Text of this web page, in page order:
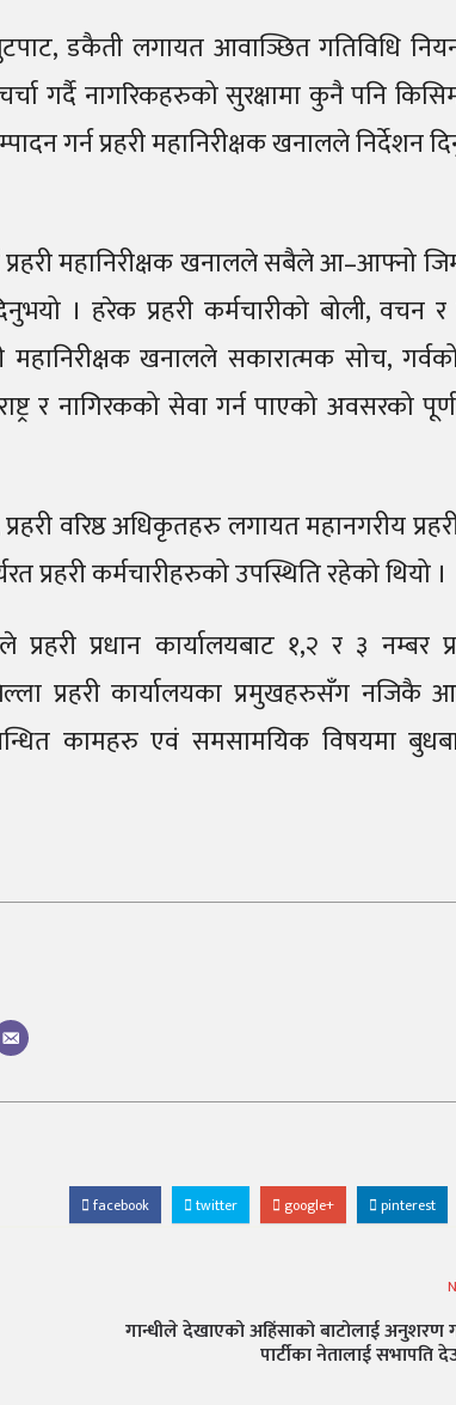
डकैती लगायत आवाञ्छित गतिविधि
गर्दै नागरिकहरुको सुरक्षामा कुनै पनि
गर्न प्रहरी महानिरीक्षक खनालले निर्देशन
प्रहरी महानिरीक्षक खनालले सबैले आ–आफ्नो
। हरेक प्रहरी कर्मचारीको बोली, वचन र
महानिरीक्षक खनालले सकारात्मक सोच,
र नागिरकको सेवा गर्न पाएको अवसरको
वरिष्ठ अधिकृतहरु लगायत महानगरीय
प्रहरी कर्मचारीहरुको उपस्थिति रहेको थियो ।
प्रहरी प्रधान कार्यालयबाट १,२ र ३ नम्बर
प्रहरी कार्यालयका प्रमुखहरुसँग नजिकै
कामहरु एवं समसामयिक विषयमा
facebook twitter google+ pinterest
गान्धीले देखाएको अहिंसाको बाटोलाई अनुशरण
पार्टीका नेतालाई सभापति